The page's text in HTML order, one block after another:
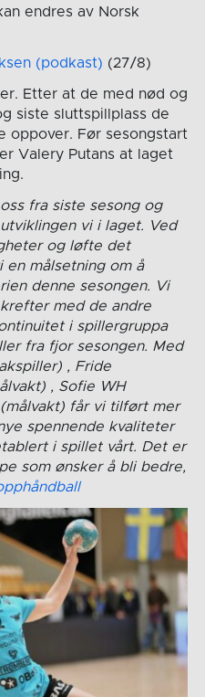
endres av Norsk
(podkast) (27/8)
Etter at de med nød og
siste sluttspillplass de
oppover. Før sesongstart
Valery Putans at laget
fra siste sesong og
vi i laget. Ved
og løfte det
målsetning om å
denne sesongen. Vi
med de andre
i spillergruppa
fra fjor sesongen. Med
, Fride
, Sofie WH
får vi tilført mer
spennende kvaliteter
i spillet vårt. Det er
som ønsker å bli bedre,